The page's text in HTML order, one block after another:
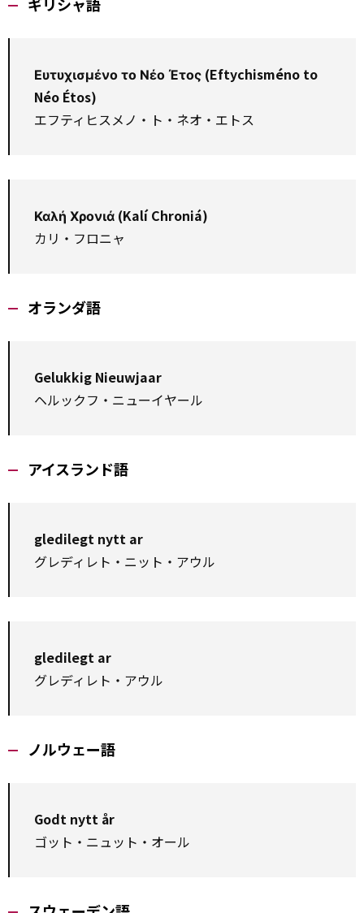
ギリシャ語
Ευτυχισμένο το Νέο Έτος (Eftychisméno to
Néo Étos)
エフティヒスメノ・ト・ネオ・エトス
Καλή Χρονιά (Kalí Chroniá)
カリ・フロニャ
オランダ語
Gelukkig Nieuwjaar
ヘルックフ・ニューイヤール
アイスランド語
gledilegt nytt ar
グレディレト・ニット・アウル
gledilegt ar
グレディレト・アウル
ノルウェー語
Godt nytt år
ゴット・ニュット・オール